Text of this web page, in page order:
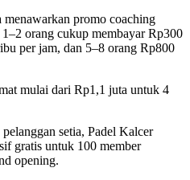
promo coaching
orang cukup membayar Rp300
per jam, dan 5–8 orang Rp800
mulai dari Rp1,1 juta untuk 4
setia, Padel Kalcer
gratis untuk 100 member
opening.